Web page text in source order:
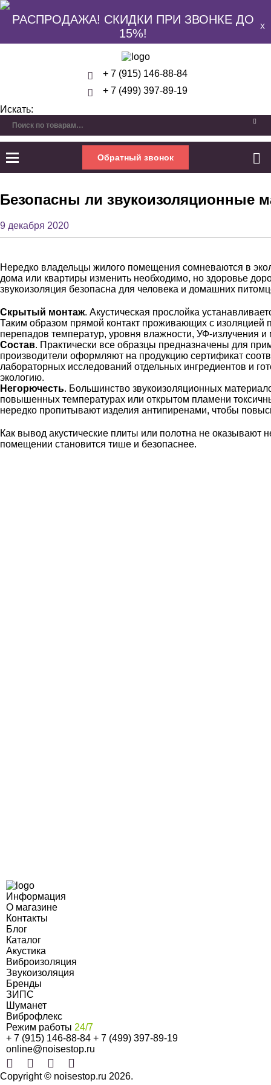
РАСПРОДАЖА! СКИДКИ ПРИ ЗВОНКЕ ДО
15%!
X
+ 7 (915) 146-88-84
+ 7 (499) 397-89-19
Искать:
Обратный звонок
Безопасны ли звукоизоляционные
9 декабря 2020
Нередко владельцы жилого помещения сомневаются в
дома или квартиры изменить необходимо, но здоровье
звукоизоляция безопасна для человека и домашних
Скрытый монтаж. Акустическая прослойка
Таким образом прямой контакт проживающих с
перепадов температур, уровня влажности, УФ-излучения и
Состав. Практически все образцы предназначены для
производители оформляют на продукцию сертификат
лабораторных исследований отдельных ингредиентов и
экологию.
Негорючесть. Большинство звукоизоляционных
повышенных температурах или открытом пламени
нередко пропитывают изделия антипиренами, чтобы
Как вывод акустические плиты или полотна не оказывают
помещении становится тише и безопаснее.
Информация
О магазине
Контакты
Блог
Каталог
Акустика
Виброизоляция
Звукоизоляция
Бренды
ЗИПС
Шуманет
Виброфлекс
Режим работы 24/7
+ 7 (915) 146-88-84 + 7 (499) 397-89-19
online@noisestop.ru
Copyright © noisestop.ru 2026.